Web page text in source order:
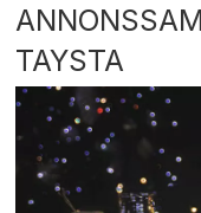
TAYSTA